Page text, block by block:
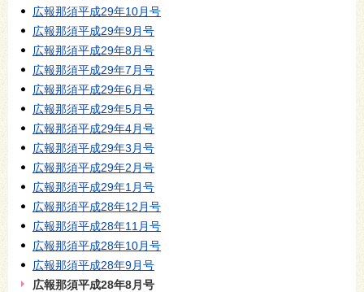
広報那須平成29年10月号
広報那須平成29年9月号
広報那須平成29年8月号
広報那須平成29年7月号
広報那須平成29年6月号
広報那須平成29年5月号
広報那須平成29年4月号
広報那須平成29年3月号
広報那須平成29年2月号
広報那須平成29年1月号
広報那須平成28年12月号
広報那須平成28年11月号
広報那須平成28年10月号
広報那須平成28年9月号
広報那須平成28年8月号